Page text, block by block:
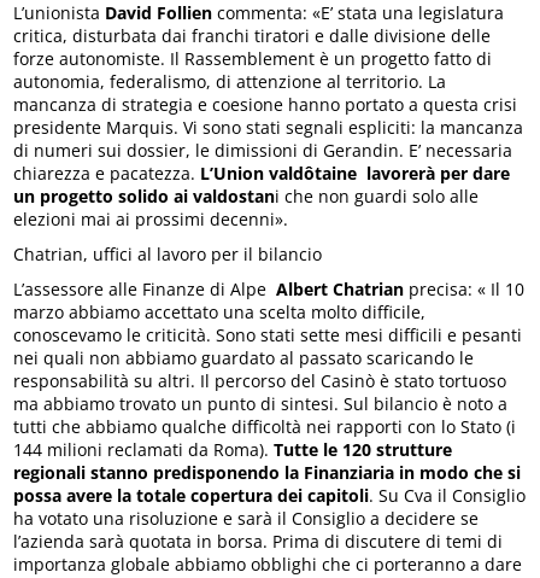
L’unionista David Follien commenta: «E’ stata una legislatura
critica, disturbata dai franchi tiratori e dalle divisione delle
forze autonomiste. Il Rassemblement è un progetto fatto di
autonomia, federalismo, di attenzione al territorio. La
mancanza di strategia e coesione hanno portato a questa crisi
presidente Marquis. Vi sono stati segnali espliciti: la mancanza
di numeri sui dossier, le dimissioni di Gerandin. E’ necessaria
chiarezza e pacatezza. L’Union valdôtaine lavorerà per dare
un progetto solido ai valdostani che non guardi solo alle
elezioni mai ai prossimi decenni».
Chatrian, uffici al lavoro per il bilancio
L’assessore alle Finanze di AlpeAlbert Chatrian precisa: « Il 10
marzo abbiamo accettato una scelta molto difficile,
conoscevamo le criticità. Sono stati sette mesi difficili e pesanti
nei quali non abbiamo guardato al passato scaricando le
responsabilità su altri. Il percorso del Casinò è stato tortuoso
ma abbiamo trovato un punto di sintesi. Sul bilancio è noto a
tutti che abbiamo qualche difficoltà nei rapporti con lo Stato (i
144 milioni reclamati da Roma).Tutte le 120 strutture
regionali stanno predisponendo la Finanziaria in modo che si
possa avere la totale copertura dei capitoli. Su Cva il Consiglio
ha votato una risoluzione e sarà il Consiglio a decidere se
l’azienda sarà quotata in borsa. Prima di discutere di temi di
importanza globale abbiamo obblighi che ci porteranno a dare